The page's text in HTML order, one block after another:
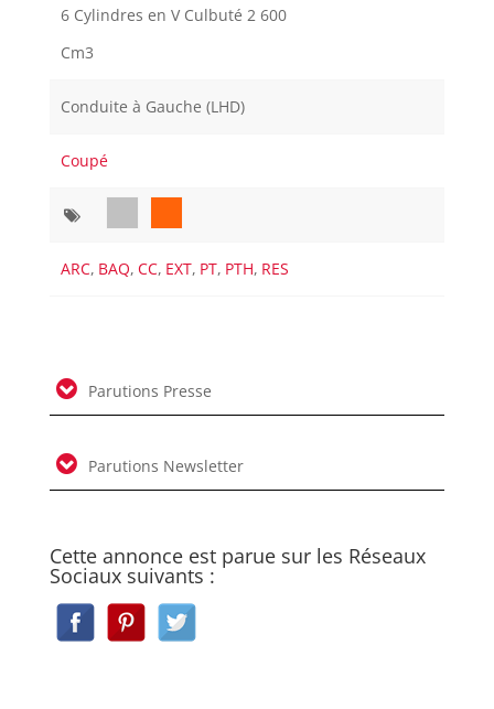
6 Cylindres en V Culbuté 2 600
Cm3
Conduite à Gauche (LHD)
Coupé
ARC, BAQ, CC, EXT, PT, PTH, RES
Parutions Presse
Parutions Newsletter
Cette annonce est parue sur les Réseaux
Sociaux suivants :